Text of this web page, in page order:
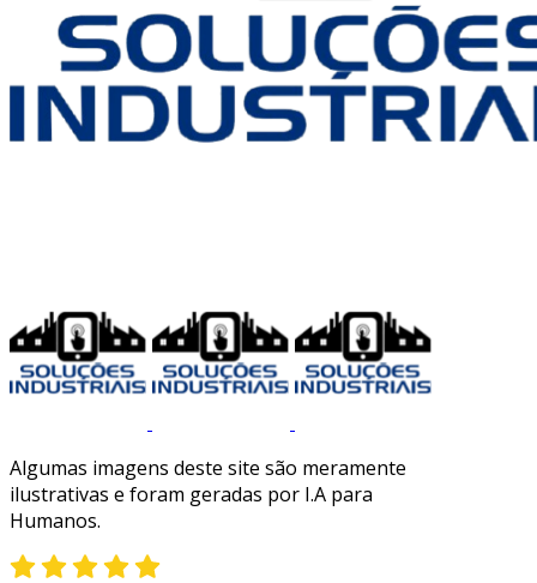
Algumas imagens deste site são meramente
ilustrativas e foram geradas por I.A para
Humanos.